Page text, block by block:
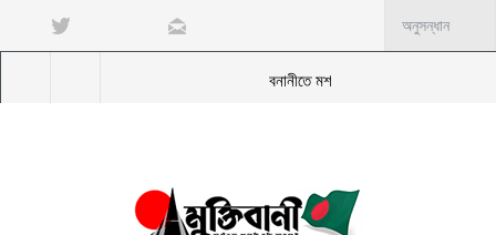
বনানীতে মশাল মিছিলের প্রস্তুতির অভিযোগে ৭ জন